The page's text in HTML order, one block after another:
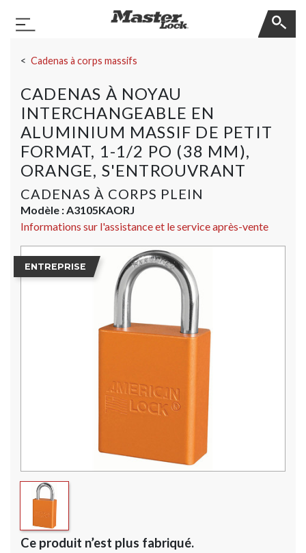
Basculer la navigation
Cadenas à corps massifs
CADENAS À NOYAU
INTERCHANGEABLE EN
ALUMINIUM MASSIF DE PETIT
FORMAT, 1-1/2 PO (38 MM),
ORANGE, S'ENTROUVRANT
CADENAS À CORPS PLEIN
Modèle :A3105KAORJ
Informations sur l'assistance et le service après-vente
ENTREPRISE
Ce produit n’est plus fabriqué.